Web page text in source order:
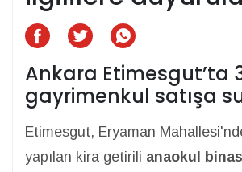
Ankara Etimesgut’ta
gayrimenkul satışa
Etimesgut, Eryaman
yapılan kira getirili anaokul